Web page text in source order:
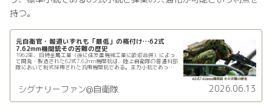
持つ。
元自衛官・報道いずれも「最低」の格付け…62式
7.62mm機関銃その苦難の歴史
1962年、日特金属工業（後に住友重機械工業に吸収合併）によっ
て開発・製造された62式7.62mm機関銃は、陸上自衛隊の普通科部
隊において制式採用された汎用機関銃である。主力小銃であった
シグナリーファン@自衛隊 2026.06.13